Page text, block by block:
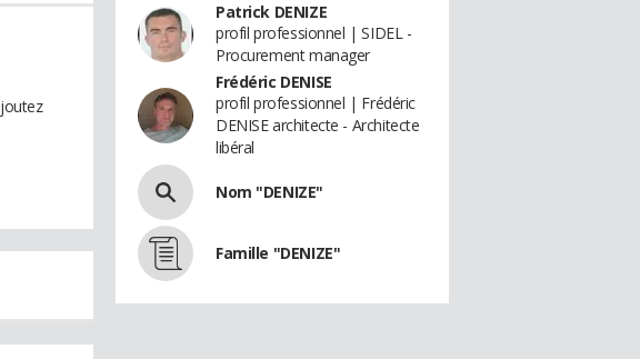
Patrick DENIZE
profil professionnel | SIDEL -
Procurement manager
Frédéric DENISE
profil professionnel | Frédéric
DENISE architecte - Architecte
libéral
Nom "DENIZE"
Famille "DENIZE"